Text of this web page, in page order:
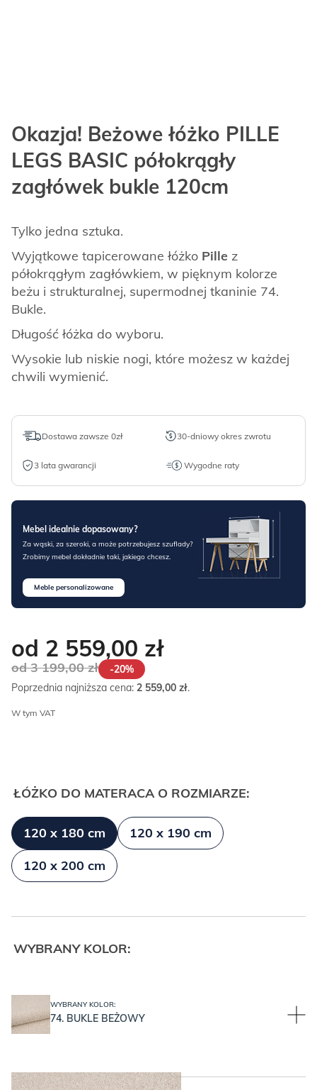
Okazja! Beżowe łóżko PILLE
LEGS BASIC półokrągły
zagłówek bukle 120cm
Tylko jedna sztuka.
Wyjątkowe tapicerowane łóżko Pille z
półokrągłym zagłówkiem, w pięknym kolorze
beżu i strukturalnej, supermodnej tkaninie 74.
Bukle.
Długość łóżka do wyboru.
Wysokie lub niskie nogi, które możesz w każdej
chwili wymienić.
Dostawa zawsze 0zł 30-dniowy okres zwrotu
3 lata gwarancji Wygodne raty
Mebel idealnie dopasowany?
Za wąski, za szeroki, a może potrzebujesz szuflady?
Zrobimy mebel dokładnie taki, jakiego chcesz.
Meble personalizowane
od 2 559,00 zł
od 3 199,00zł
-20%
Poprzednia najniższa cena: 2 559,00 zł.
W tym VAT
ŁÓŻKO DO MATERACA O ROZMIARZE:
120 x 180 cm
120 x 190 cm
120 x 200 cm
WYBRANY KOLOR:
WYBRANY KOLOR:
74. BUKLE BEŻOWY